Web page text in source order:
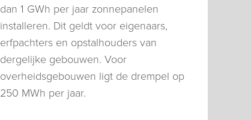
dan 1 GWh per jaar zonnepanelen
installeren. Dit geldt voor eigenaars,
erfpachters en opstalhouders van
dergelijke gebouwen. Voor
overheidsgebouwen ligt de drempel op
250 MWh per jaar.